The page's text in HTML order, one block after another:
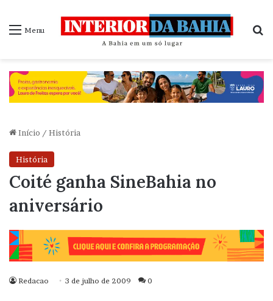
Menu
Início / História
História
Coité ganha SineBahia no
aniversário
Redacao 3 de julho de 2009 0